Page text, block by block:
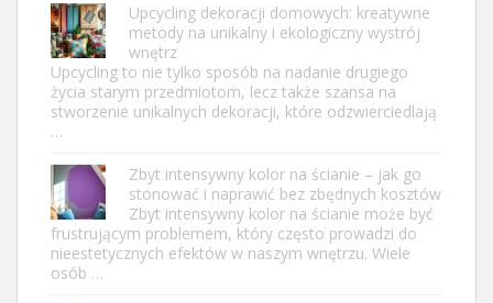
Upcycling dekoracji domowych: kreatywne
metody na unikalny i ekologiczny wystrój
wnętrz
Upcycling to nie tylko sposób na nadanie drugiego
życia starym przedmiotom, lecz także szansa na
stworzenie unikalnych dekoracji, które odzwierciedlają
…
Zbyt intensywny kolor na ścianie – jak go
stonować i naprawić bez zbędnych kosztów
Zbyt intensywny kolor na ścianie może być
frustrującym problemem, który często prowadzi do
nieestetycznych efektów w naszym wnętrzu. Wiele
osób …